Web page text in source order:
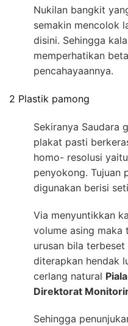
Nukilan bangkit
semakin mencolok
disini. Sehingga
memperhatikan
pencahayaannya.
2 Plastik pamong
Sekiranya Saudara
plakat pasti
homo- resolusi
penyokong. Tujuan
digunakan berisi
Via menyuntikkan
volume asing maka
urusan bila terbeset
diterapkan hendak
cerlang natural
Direktorat
Sehingga